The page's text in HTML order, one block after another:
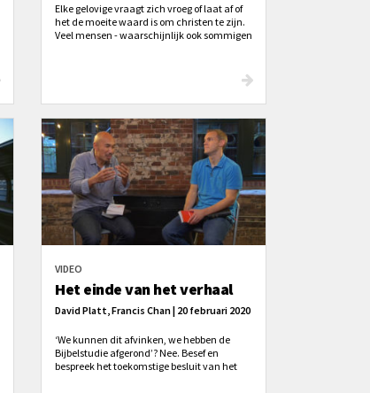
Elke gelovige vraagt zich vroeg of laat af of
het de moeite waard is om christen te zijn.
Veel mensen - waarschijnlijk ook sommigen
VIDEO
Het einde van het verhaal
David Platt, Francis Chan | 20 februari 2020
‘We kunnen dit afvinken, we hebben de
Bijbelstudie afgerond’? Nee. Besef en
bespreek het toekomstige besluit van het